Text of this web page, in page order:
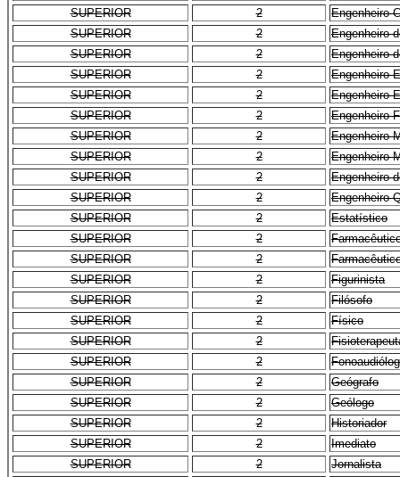
SUPERIOR
2
Engenheiro
SUPERIOR
2
Engenheiro
SUPERIOR
2
Engenheiro
SUPERIOR
2
Engenheiro
SUPERIOR
2
Engenheiro
SUPERIOR
2
Engenheiro
SUPERIOR
2
Engenheiro
SUPERIOR
2
Engenheiro
SUPERIOR
2
Engenheiro
SUPERIOR
2
Engenheiro
SUPERIOR
2
Estatístico
SUPERIOR
2
SUPERIOR
2
SUPERIOR
2
Figurinista
SUPERIOR
2
Filósofo
SUPERIOR
2
Físico
SUPERIOR
2
SUPERIOR
2
SUPERIOR
2
Geógrafo
SUPERIOR
2
Geólogo
SUPERIOR
2
Historiador
SUPERIOR
2
Imediato
SUPERIOR
2
Jornalista